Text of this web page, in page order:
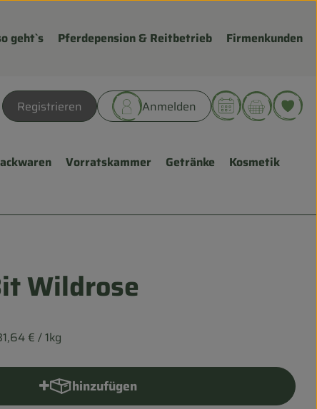
geht`s Pferdepension & Reitbetrieb Firmenkunden
Registrieren Anmelden
Vorratskammer Getränke Kosmetik
Wildrose
€ / 1kg
hinzufügen
Produkt zum Warenkorb hinzufügen